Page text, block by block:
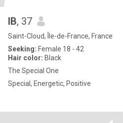
IB, 37
Saint-Cloud, Île-de-France, France
Seeking: Female 18 - 42
Hair color: Black
The Special One
Special, Energetic, Positive